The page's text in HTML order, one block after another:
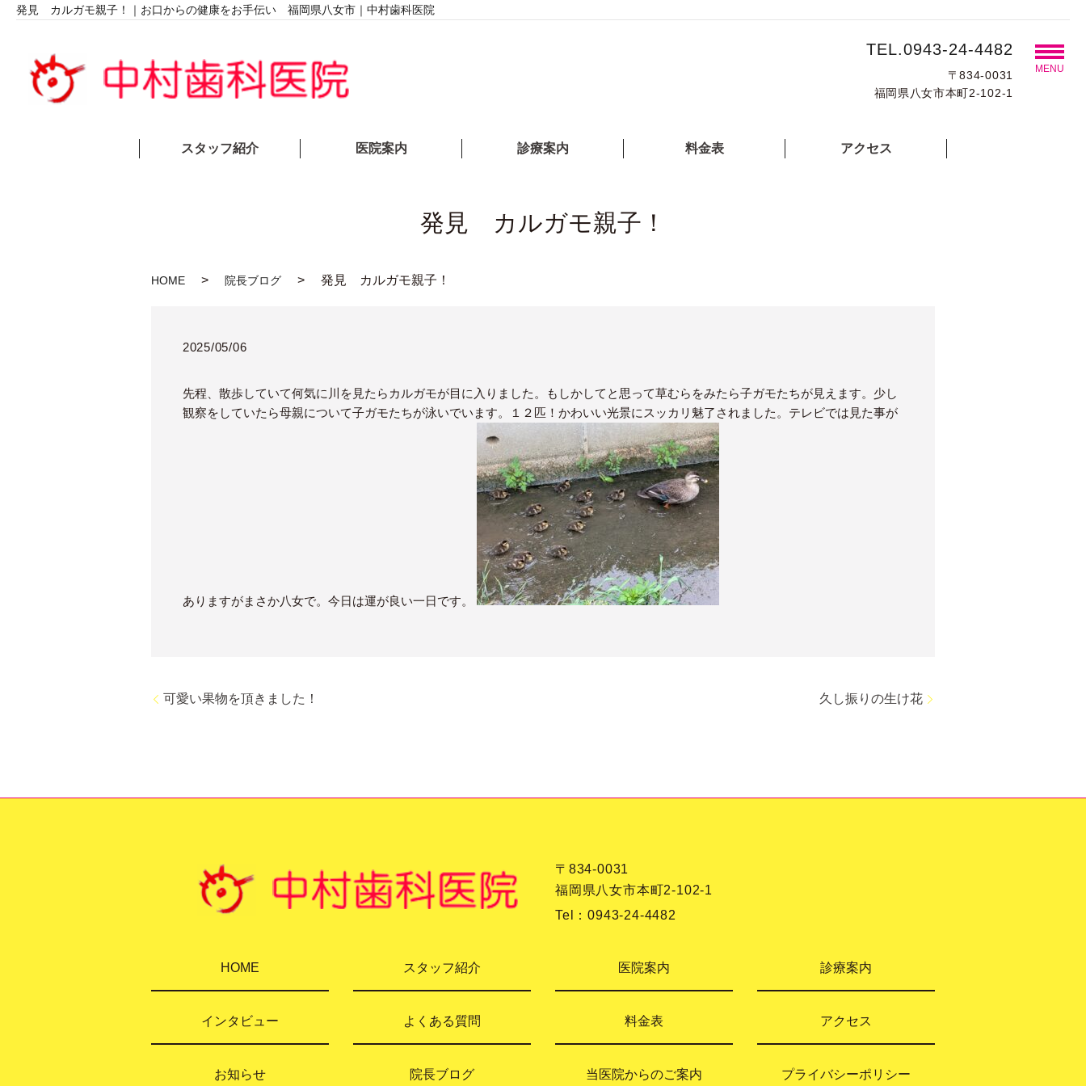
発見 カルガモ親子！｜お口からの健康をお手伝い 福岡県八女市｜中村歯科医院
TEL.0943-24-4482
〒834-0031
福岡県八女市本町2-102-1
MENU
スタッフ紹介 医院案内 診療案内 料金表 アクセス
発見 カルガモ親子！
HOME 院長ブログ 発見 カルガモ親子！
2025/05/06
先程、散歩していて何気に川を見たらカルガモが目に入りました。もしかしてと思って草むらをみたら子ガモたちが見えます。少し
観察をしていたら母親について子ガモたちが泳いでいます。１２匹！かわいい光景にスッカリ魅了されました。テレビでは見た事が
ありますがまさか八女で。今日は運が良い一日です。
可愛い果物を頂きました！ 久し振りの生け花
〒834-0031
福岡県八女市本町2-102-1
Tel：0943-24-4482
HOME スタッフ紹介 医院案内 診療案内
インタビュー よくある質問 料金表 アクセス
お知らせ 院長ブログ 当医院からのご案内 プライバシーポリシー